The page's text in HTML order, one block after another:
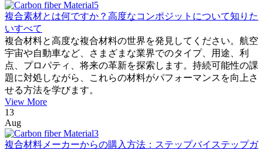
複合素材とは何ですか？高度なコンポジットについて知りた
いすべて
複合材料と高度な複合材料の世界を発見してください。航空
宇宙や自動車など、さまざまな業界でのタイプ、用途、利
点、プロパティ、将来の革新を探索します。持続可能性の課
題に対処しながら、これらの材料がパフォーマンスを向上さ
せる方法を学びます。
View More
13
Aug
複合材料メーカーからの購入方法：ステップバイステップガ